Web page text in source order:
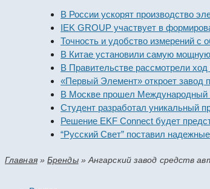
В России ускорят производство
IEK GROUP участвует в формировании
Точность и удобство измерений с
В Китае установили самую мощную
В Правительстве рассмотрели ход
«Первый Элемент» откроет завод по
В Москве прошел Международный
Студент разработал уникальный
Решение EKF Connect будет
“Русский Свет” поставил надежные
Главная»Бренды» Ангарский завод средств